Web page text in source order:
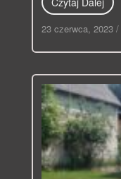
23 czerwca, 2023 /